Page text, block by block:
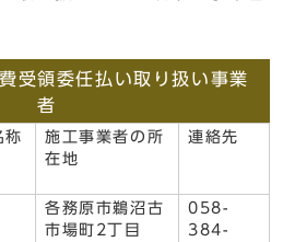
受領委任払い取り扱い事業
者
称
施工事業者の所
在地
連絡先
各務原市鵜沼古
市場町2丁目
058-
384-